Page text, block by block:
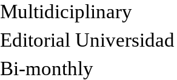
Multidiciplinary
Editorial
Bi-monthly